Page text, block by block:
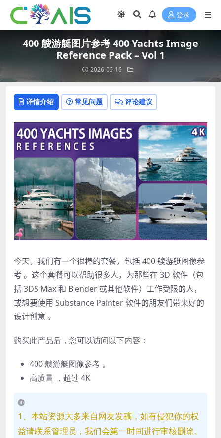
登录
400 艘游艇图片参考 400 Yachts Image
Reference Pack – Vol 1
2026-06-16
详情介绍 常见问题 评论建议
今天，我们有一个很棒的套餐，包括 400 艘游艇图像参
考 。这个套餐可以帮助很多人，为那些在 3D 软件（包
括 3DS Max 和 Blender 或其他软件）工作受限的人，
或想要使用 Substance Painter 软件的朋友们带来好的
设计创意 。
购买此产品后，您可以访问以下内容：
400 艘游艇图像参考 。
高质量 ，超过 4K
1、本站资源大多来自网友发稿，如有侵犯你的权
益请联系管理员，我们会第一时间进行审核删除。